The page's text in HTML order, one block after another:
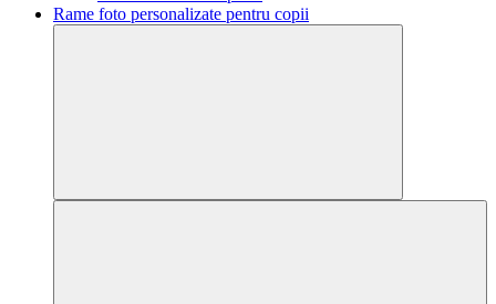
Rame foto personalizate pentru copii